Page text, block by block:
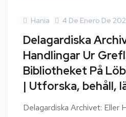
Hania 4 De Enero De
Delagardiska
Handlingar Ur
Bibliotheket På
| Utforska, behåll,
Delagardiska Archivet: Eller